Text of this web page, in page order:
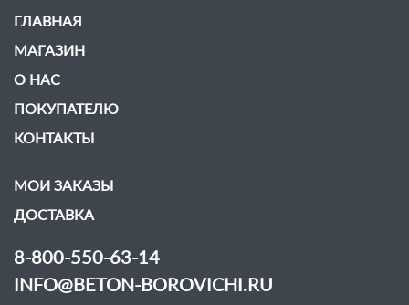
ГЛАВНАЯ
МАГАЗИН
О НАС
ПОКУПАТЕЛЮ
КОНТАКТЫ
МОИ ЗАКАЗЫ
ДОСТАВКА
8-800-550-63-14
INFO@BETON-BOROVICHI.RU